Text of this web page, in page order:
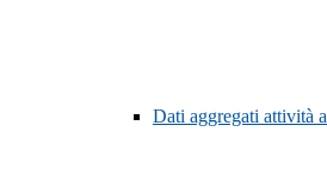
Dati aggregati attività